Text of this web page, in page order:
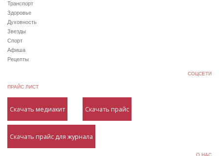
Транспорт
Здоровье
Духовность
Звезды
Спорт
Афиша
Рецепты
СОЦСЕТИ
ПРАЙС ЛИСТ
Скачать медиакит Скачать прайс
Скачать прайс для журнала
О НАС